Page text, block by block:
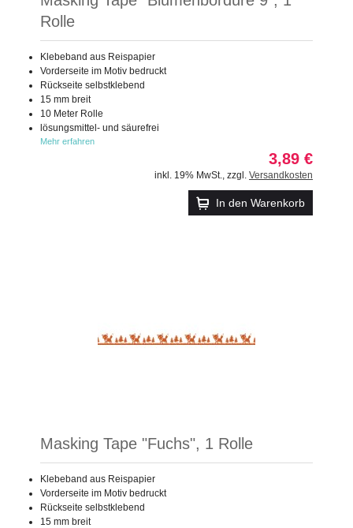
Rolle
Klebeband aus Reispapier
Vorderseite im Motiv bedruckt
Rückseite selbstklebend
15 mm breit
10 Meter Rolle
lösungsmittel- und säurefrei
Mehr erfahren
3,89 €
inkl. 19% MwSt. zzgl. Versandkosten
In den Warenkorb
Masking Tape "Fuchs", 1 Rolle
Klebeband aus Reispapier
Vorderseite im Motiv bedruckt
Rückseite selbstklebend
15 mm breit